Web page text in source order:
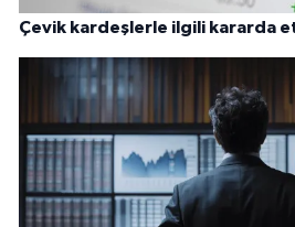
Çevik kardeşlerle ilgili kararda